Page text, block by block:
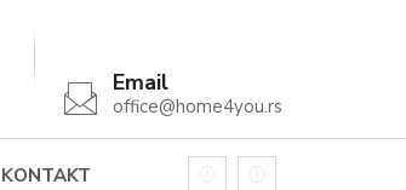
Email
office@home4you.rs
KONTAKT